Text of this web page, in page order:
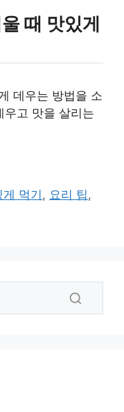
때 맛있게
데우는 방법을 소
우고 맛을 살리는
게 먹기, 요리 팁,